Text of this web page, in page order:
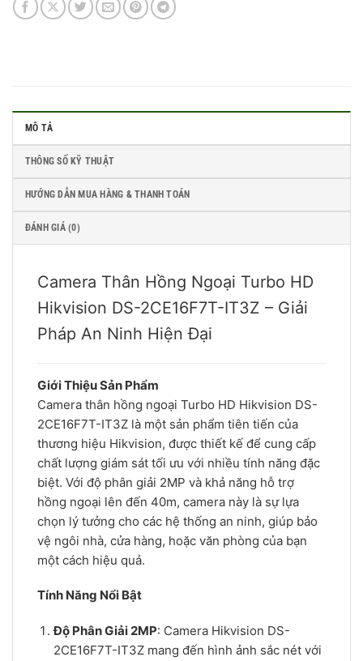
MÔ TẢ
THÔNG SỐ KỸ THUẬT
HƯỚNG DẪN MUA HÀNG & THANH TOÁN
ĐÁNH GIÁ (0)
Camera Thân Hồng Ngoại Turbo HD
Hikvision DS-2CE16F7T-IT3Z – Giải
Pháp An Ninh Hiện Đại
Giới Thiệu Sản Phẩm
Camera thân hồng ngoại Turbo HD Hikvision DS-
2CE16F7T-IT3Z là một sản phẩm tiên tiến của
thương hiệu Hikvision, được thiết kế để cung cấp
chất lượng giám sát tối ưu với nhiều tính năng đặc
biệt. Với độ phân giải 2MP và khả năng hỗ trợ
hồng ngoại lên đến 40m, camera này là sự lựa
chọn lý tưởng cho các hệ thống an ninh, giúp bảo
vệ ngôi nhà, cửa hàng, hoặc văn phòng của bạn
một cách hiệu quả.
Tính Năng Nổi Bật
Độ Phân Giải 2MP: Camera Hikvision DS-
2CE16F7T-IT3Z mang đến hình ảnh sắc nét với